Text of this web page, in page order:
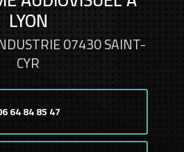
LYON
07430 SAINT-
CYR
64 84 85 47